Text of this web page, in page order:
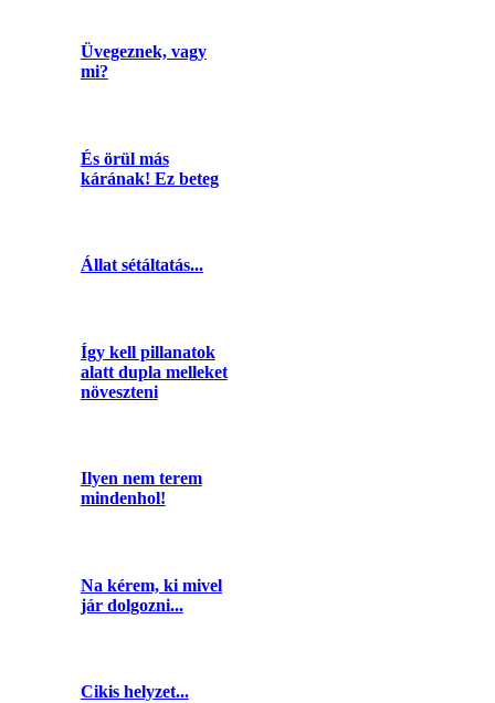
Üvegeznek, vagy
mi?
És örül más
kárának! Ez beteg
Állat sétáltatás...
Így kell pillanatok
alatt dupla melleket
növeszteni
Ilyen nem terem
mindenhol!
Na kérem, ki mivel
jár dolgozni...
Cikis helyzet...